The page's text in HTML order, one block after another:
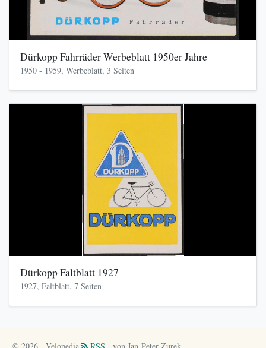
Dürkopp Fahrräder Werbeblatt 1950er Jahre
1950 - 1959, Werbeblatt, 3 Seiten
Dürkopp Faltblatt 1927
1927, Faltblatt, 7 Seiten